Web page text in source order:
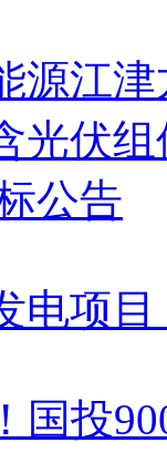
源江
光伏
公告
电项
国投